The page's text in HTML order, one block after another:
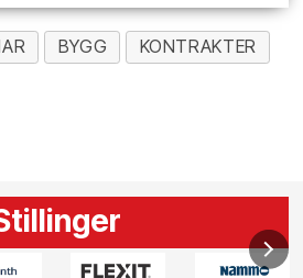
BYGG
KONTRAKTER